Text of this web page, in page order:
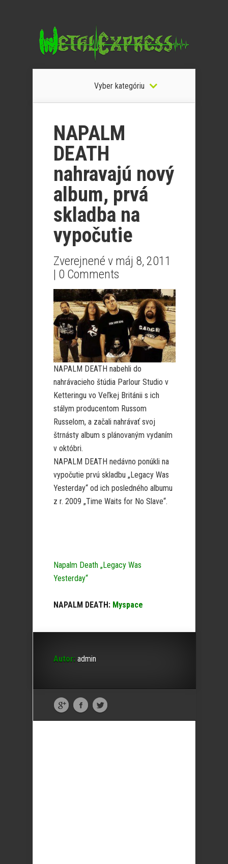
Vyber kategóriu
NAPALM
DEATH
nahravajú nový
album, prvá
skladba na
vypočutie
Zverejnené v máj 8, 2011
| 0 Comments
NAPALM DEATH nabehli do
nahrávacieho štúdia Parlour Studio v
Ketteringu vo Veľkej Británii s ich
stálym producentom Russom
Russelom, a začali nahrávať svoj
štrnásty album s plánovaným vydaním
v októbri.
NAPALM DEATH nedávno ponúkli na
vypočutie prvú skladbu „Legacy Was
Yesterday“ od ich posledného albumu
z r. 2009 „Time Waits for No Slave“.
Napalm Death „Legacy Was
Yesterday“
NAPALM DEATH: Myspace
Autor: admin